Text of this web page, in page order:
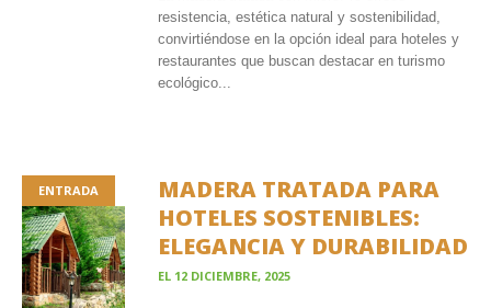
resistencia, estética natural y sostenibilidad,
convirtiéndose en la opción ideal para hoteles y
restaurantes que buscan destacar en turismo
ecológico...
ENTRADA
MADERA TRATADA PARA
HOTELES SOSTENIBLES:
ELEGANCIA Y DURABILIDAD
EL 12 DICIEMBRE, 2025